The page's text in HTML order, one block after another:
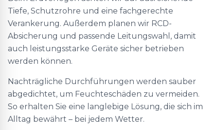
Tiefe, Schutzrohre und eine fachgerechte
Verankerung. Außerdem planen wir RCD-
Absicherung und passende Leitungswahl, damit
auch leistungsstarke Geräte sicher betrieben
werden können.
Nachträgliche Durchführungen werden sauber
abgedichtet, um Feuchteschäden zu vermeiden.
So erhalten Sie eine langlebige Lösung, die sich im
Alltag bewährt – bei jedem Wetter.